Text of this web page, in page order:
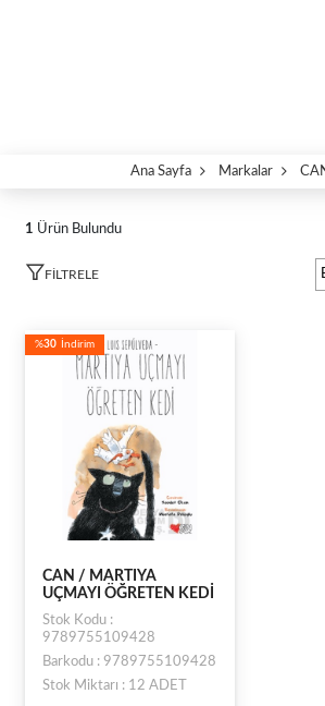
Ana Sayfa Markalar
1 Ürün Bulundu
FILTRELE
%30 İndirim
CAN / MARTIYA
UÇMAYI ÖĞRETEN KEDİ
Stok Kodu :
9789755109428
Barkodu : 9789755109428
Stok Miktarı : 12 ADET